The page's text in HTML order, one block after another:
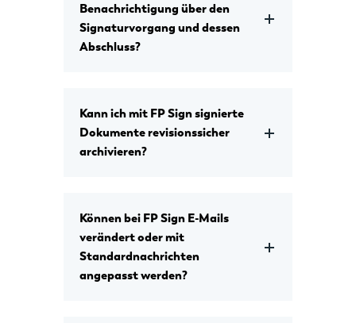
Benachrichtigung über den
Signaturvorgang und dessen
Abschluss?
Kann ich mit FP Sign signierte
Dokumente revisionssicher
archivieren?
Können bei FP Sign E-Mails
verändert oder mit
Standardnachrichten
angepasst werden?